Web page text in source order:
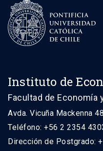
Instituto de
Facultad de Economía
Avda. Vicuña Mackenna
Teléfono: +56 2 2354
Dirección de Postgrado: